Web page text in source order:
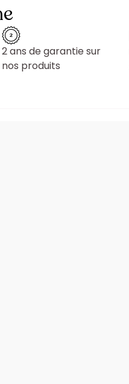
2 ans de garantie sur
nos produits